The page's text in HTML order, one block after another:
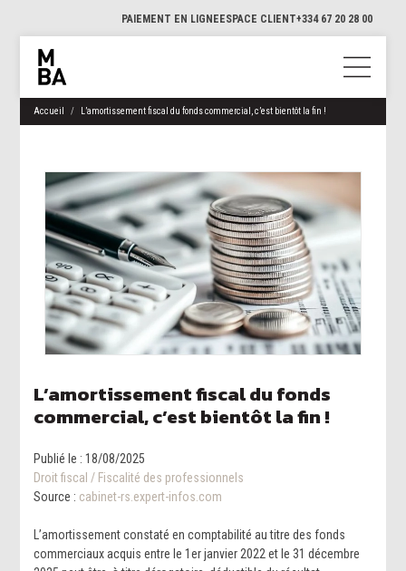
PAIEMENT EN LIGNEESPACE CLIENT+334 67 20 28 00
Accueil L’amortissement fiscal du fonds commercial, c’est bientôt la fin !
L’amortissement fiscal du fonds
commercial, c’est bientôt la fin !
Publié le :18/08/2025
Droit fiscal / Fiscalité des professionnels
Source : cabinet-rs.expert-infos.com
L’amortissement constaté en comptabilité au titre des fonds
commerciaux acquis entre le 1er janvier 2022 et le 31 décembre